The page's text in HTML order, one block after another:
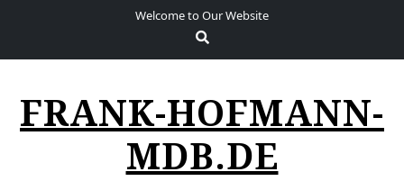
Welcome to Our Website
FRANK-HOFMANN-
MDB.DE